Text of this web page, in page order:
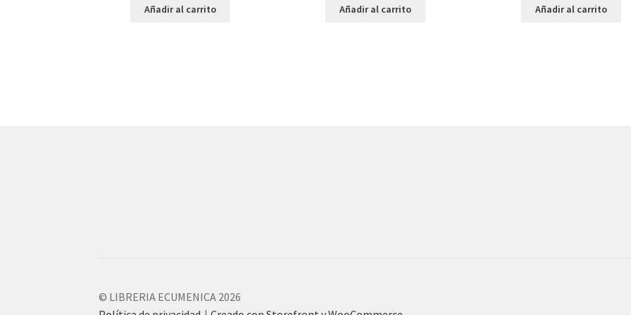
Añadir al carrito Añadir al carrito Añadir al carrito
© LIBRERIA ECUMENICA 2026